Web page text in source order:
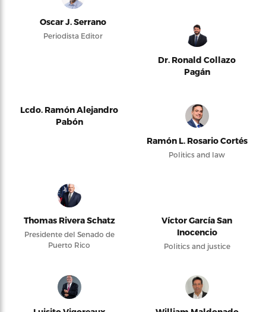
Oscar J. Serrano
Periodista Editor
Dr. Ronald Collazo
Pagán
Lcdo. Ramón Alejandro
Pabón
Ramón L. Rosario Cortés
Politics and law
Thomas Rivera Schatz
Presidente del Senado de
Puerto Rico
Víctor García San
Inocencio
Politics and justice